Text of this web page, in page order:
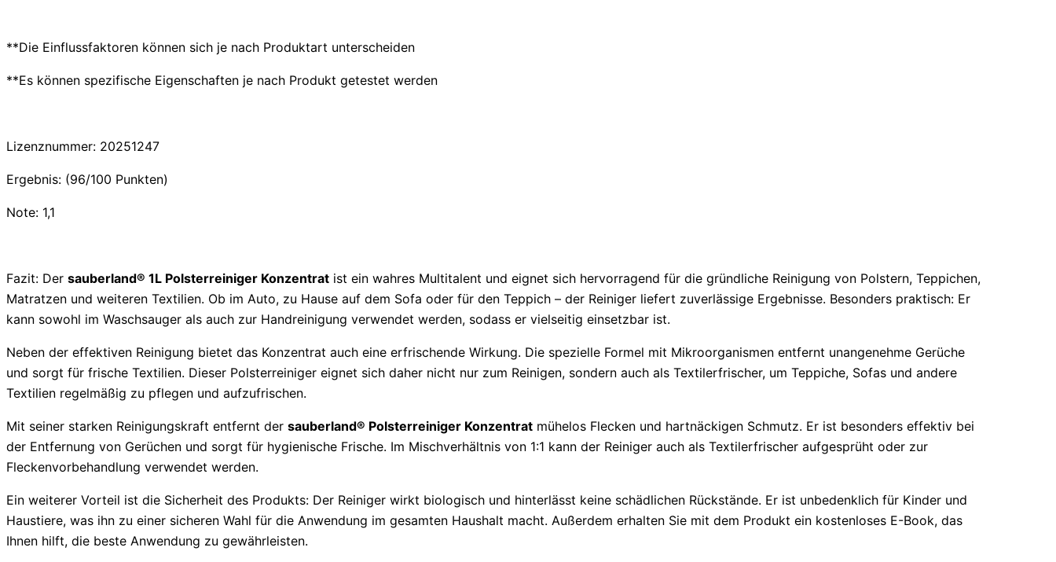
**Die Einflussfaktoren können sich je nach Produktart unterscheiden
**Es können spezifische Eigenschaften je nach Produkt getestet werden
Lizenznummer: 20251247
Ergebnis: (96/100 Punkten)
Note: 1,1
Fazit: Der sauberland® 1L Polsterreiniger Konzentrat ist ein wahres Multitalent und eignet sich hervorragend für die gründliche Reinigung von Polstern, Teppichen,
Matratzen und weiteren Textilien. Ob im Auto, zu Hause auf dem Sofa oder für den Teppich – der Reiniger liefert zuverlässige Ergebnisse. Besonders praktisch: Er
kann sowohl im Waschsauger als auch zur Handreinigung verwendet werden, sodass er vielseitig einsetzbar ist.
Neben der effektiven Reinigung bietet das Konzentrat auch eine erfrischende Wirkung. Die spezielle Formel mit Mikroorganismen entfernt unangenehme Gerüche
und sorgt für frische Textilien. Dieser Polsterreiniger eignet sich daher nicht nur zum Reinigen, sondern auch als Textilerfrischer, um Teppiche, Sofas und andere
Textilien regelmäßig zu pflegen und aufzufrischen.
Mit seiner starken Reinigungskraft entfernt der sauberland® Polsterreiniger Konzentrat mühelos Flecken und hartnäckigen Schmutz. Er ist besonders effektiv bei
der Entfernung von Gerüchen und sorgt für hygienische Frische. Im Mischverhältnis von 1:1 kann der Reiniger auch als Textilerfrischer aufgesprüht oder zur
Fleckenvorbehandlung verwendet werden.
Ein weiterer Vorteil ist die Sicherheit des Produkts: Der Reiniger wirkt biologisch und hinterlässt keine schädlichen Rückstände. Er ist unbedenklich für Kinder und
Haustiere, was ihn zu einer sicheren Wahl für die Anwendung im gesamten Haushalt macht. Außerdem erhalten Sie mit dem Produkt ein kostenloses E-Book, das
Ihnen hilft, die beste Anwendung zu gewährleisten.